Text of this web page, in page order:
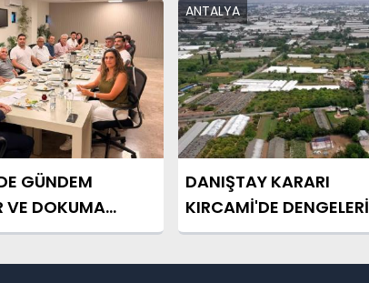
GÜNDEM
VE DOKUMA
ANTALYA
DANIŞTAY KARARI
KIRCAMİ'DE DENGELERİ
DEĞİŞTİRDİ